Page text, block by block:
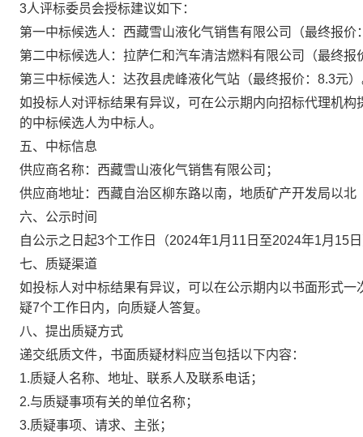
3人评标委员会授标建议如下：
第一中标候选人：西藏雪山液化气销售有限公司（最终报价
第二中标候选人：拉萨仁和汽车清洁燃料有限公司（最终报
第三中标候选人：达孜县虎峰液化气站（最终报价： 8.3元
如投标人对评标结果有异议，可在公示期内向招标代理机
的中标候选人为中标人。
五、中标信息
供应商名称： 西藏雪山液化气销售有限公司 ；
供应商地址：西藏自治区柳东路以南，地质矿产开发局以北
六、公示时间
自公示之日 起3个工作日 （2024年1月11日至2024年1月15日
七、质疑渠道
如投标人对中标结果有异议，可以在公示期内以书面形式一
疑7个工作日内，向质疑人答复。
八、提出质疑方式
递交纸质文件， 书面质疑材料应当包括以下内容：
1.质疑人名称、地址、联系人及联系电话；
2.与质疑事项有关的单位名称；
3.质疑事项、请求、主张；